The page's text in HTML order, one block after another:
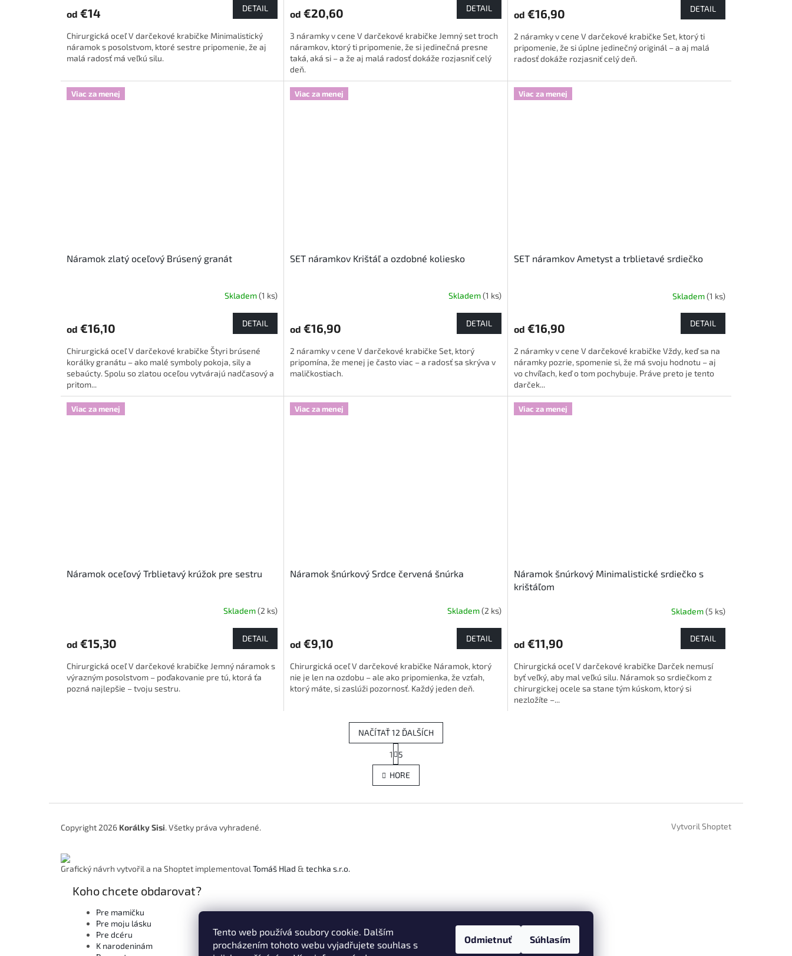
Tento web používá soubory cookie. Dalším
procházením tohoto webu vyjadřujete souhlas s
Odmietnuť Súhlasím
od €14 DETAIL
Chirurgická oceľ V darčekové krabičke Minimalistický
náramok s posolstvom, ktoré sestre pripomenie, že aj
malá radosť má veľkú silu.
od €20,60 DETAIL
3 náramky v cene V darčekové krabičke Jemný set troch
náramkov, ktorý ti pripomenie, že si jedinečná presne
taká, aká si – a že aj malá radosť dokáže rozjasniť celý
deň.
od €16,90 DETAIL
2 náramky v cene V darčekové krabičke Set, ktorý ti
pripomenie, že si úplne jedinečný originál – a aj malá
radosť dokáže rozjasniť celý deň.
Viac za menej
Náramok zlatý oceľový Brúsený granát
Skladem(1 ks)
od €16,10 DETAIL
Chirurgická oceľ V darčekové krabičke Štyri brúsené
korálky granátu – ako malé symboly pokoja, sily a
sebaúcty. Spolu so zlatou oceľou vytvárajú nadčasový a
pritom...
Viac za menej
SET náramkov Krištáľ a ozdobné koliesko
Skladem(1 ks)
od €16,90 DETAIL
2 náramky v cene V darčekové krabičke Set, ktorý
pripomína, že menej je často viac – a radosť sa skrýva v
maličkostiach.
Viac za menej
SET náramkov Ametyst a trblietavé srdiečko
Skladem(1 ks)
od €16,90 DETAIL
2 náramky v cene V darčekové krabičke Vždy, keď sa na
náramky pozrie, spomenie si, že má svoju hodnotu – aj
vo chvíľach, keď o tom pochybuje. Práve preto je tento
darček...
Viac za menej
Náramok oceľový Trblietavý krúžok pre sestru
Skladem(2 ks)
od €15,30 DETAIL
Chirurgická oceľ V darčekové krabičke Jemný náramok s
výrazným posolstvom – poďakovanie pre tú, ktorá ťa
pozná najlepšie – tvoju sestru.
Viac za menej
Náramok šnúrkový Srdce červená šnúrka
Skladem(2 ks)
od €9,10 DETAIL
Chirurgická oceľ V darčekové krabičke Náramok, ktorý
nie je len na ozdobu – ale ako pripomienka, že vzťah,
ktorý máte, si zaslúži pozornosť. Každý jeden deň.
Viac za menej
Náramok šnúrkový Minimalistické srdiečko s
krištáľom
je
z
5
hviezdičiek.
Skladem(5 ks)
od €11,90 DETAIL
Chirurgická oceľ V darčekové krabičke Darček nemusí
byť veľký, aby mal veľkú silu. Náramok so srdiečkom z
chirurgickej ocele sa stane tým kúskom, ktorý si
nezložíte –...
O
v
l
d
y
v
i
NAČÍTAŤ 12 ĎALŠÍCH
t
r
á
n
1 5
HORE
Vytvoril Shoptet
Copyright 2026 Korálky Sisi. Všetky práva vyhradené.
Grafický návrh vytvořil a na Shoptet implementoval Tomáš Hlad & techka s.r.o.
Koho chcete obdarovat?
Pre mamičku
Pre moju lásku
Pre dcéru
K narodeninám